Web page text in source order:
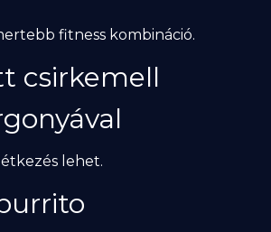
fitness kombináció.
csirkemell
lehet.